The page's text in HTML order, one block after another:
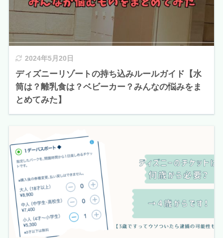
2024年5月20日
ディズニーリゾートの持ち込みルールガイド【水
筒は？離乳食は？ベビーカー？みんなの悩みをま
とめてみた】